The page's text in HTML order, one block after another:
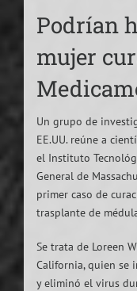
Podrían
mujer
Un grupo de
EE.UU. reúne a
el Instituto
General de
primer caso de
trasplante de
Se trata de Loreen
California, quien se
y eliminó el virus